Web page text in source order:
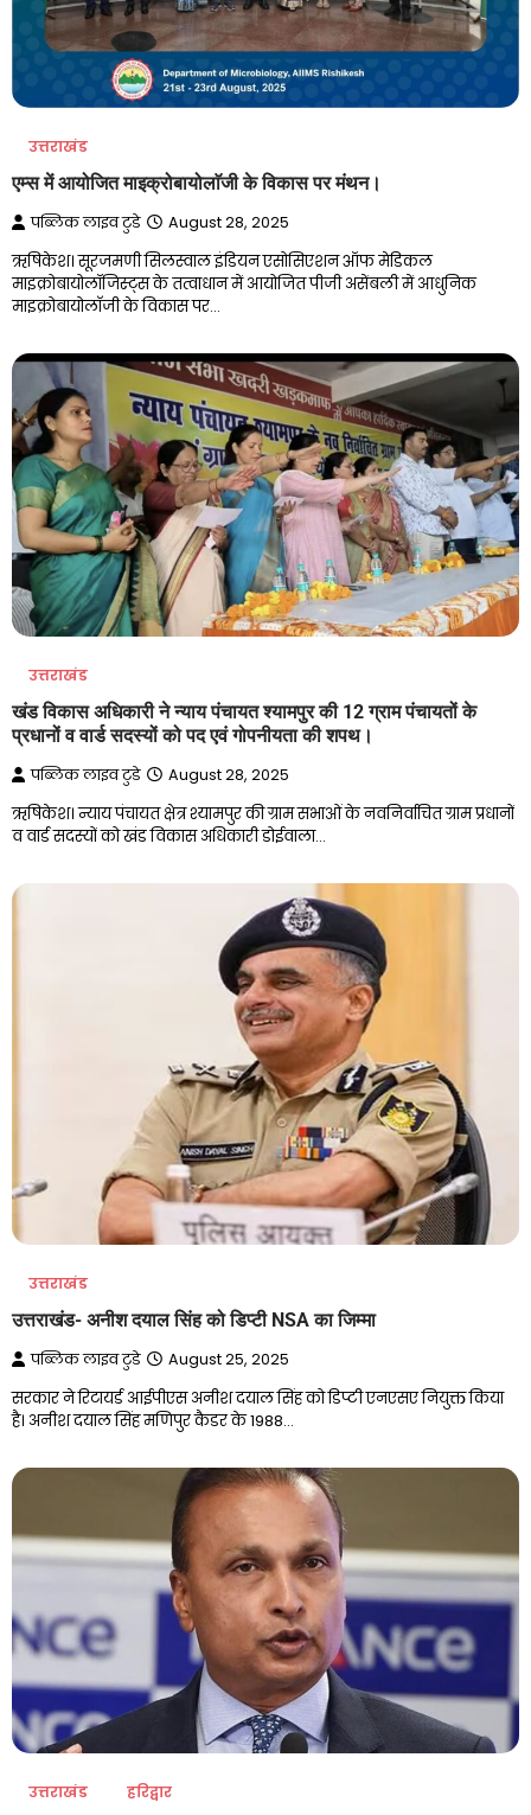
उत्तराखंड
एम्स में आयोजित माइक्रोबायोलाॅजी के विकास पर मंथन।
पब्लिक लाइव टुडे August 28, 2025
ऋषिकेश। सूरजमणी सिलस्वाल इंडियन एसोसिएशन ऑफ मेडिकल
माइक्रोबायोलॉजिस्ट्स के तत्वाधान में आयोजित पीजी असेंबली में आधुनिक
माइक्रोबायोलाॅजी के विकास पर…
उत्तराखंड
खंड विकास अधिकारी ने न्याय पंचायत श्यामपुर की 12 ग्राम पंचायतों के
प्रधानों व वार्ड सदस्यों को पद एवं गोपनीयता की शपथ।
पब्लिक लाइव टुडे August 28, 2025
ऋषिकेश। न्याय पंचायत क्षेत्र श्यामपुर की ग्राम सभाओं के नवनिर्वाचित ग्राम प्रधानों
व वार्ड सदस्यों को खंड विकास अधिकारी डोईवाला…
उत्तराखंड
उत्तराखंड- अनीश दयाल सिंह को डिप्टी NSA का जिम्मा
पब्लिक लाइव टुडे August 25, 2025
सरकार ने रिटायर्ड आईपीएस अनीश दयाल सिंह को डिप्टी एनएसए नियुक्त किया
है। अनीश दयाल सिंह मणिपुर कैडर के 1988…
उत्तराखंड हरिद्वार